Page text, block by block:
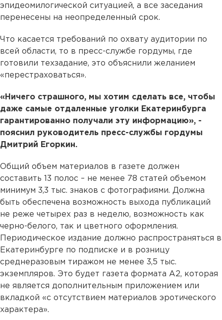
эпидеомилогической ситуацией, а все заседания
перенесены на неопределенный срок.
Что касается требований по охвату аудитории по
всей области, то в пресс-службе гордумы, где
готовили техзадание, это объяснили желанием
«перестраховаться».
«Ничего страшного, мы хотим сделать все, чтобы
даже самые отдаленные уголки Екатеринбурга
гарантированно получали эту информацию», -
пояснил руководитель пресс-службы гордумы
Дмитрий Егоркин.
Общий объем материалов в газете должен
составить 13 полос – не менее 78 статей объемом
минимум 3,3 тыс. знаков с фотографиями. Должна
быть обеспечена возможность выхода публикаций
не реже четырех раз в неделю, возможность как
черно-белого, так и цветного оформления.
Периодическое издание должно распространяться в
Екатеринбурге по подписке и в розницу
среднеразовым тиражом не менее 3,5 тыс.
экземпляров. Это будет газета формата А2, которая
не является дополнительным приложением или
вкладкой «с отсутствием материалов эротического
характера».